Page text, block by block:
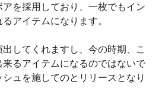
を採用しており、一枚でもイン
アイテムになります。
してくれますし、今の時期、こ
るアイテムになるのではないで
ュを施してのとリリースとなり